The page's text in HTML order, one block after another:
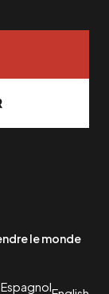
le monde
Espagnol